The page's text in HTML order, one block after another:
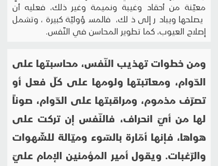
معيّنة من أحقاد وغيبة ونميمة وغير ذلك، فعليه أن
يصلحها ويبادر إلى ذلك، فالمسؤوليّة كبيرة، وتشمل
إصلاح العيوب، كما تطوير المحاسن في النّفس.
ومن خطوات تهذيب النّفس، محاسبتها على
الدّوام، ومعاتبتها ولومها على كلّ فعل أو
تصرّف مذموم، ومراقبتها على الدّوام، صوناً
لها من أيّ انحراف، فالنّفس إن تركت على
هواها، فإنها أمّارة بالسّوء وميّالة للشّهوات
والرّغبات. ويقول أمير المؤمنين الإمام عليّ